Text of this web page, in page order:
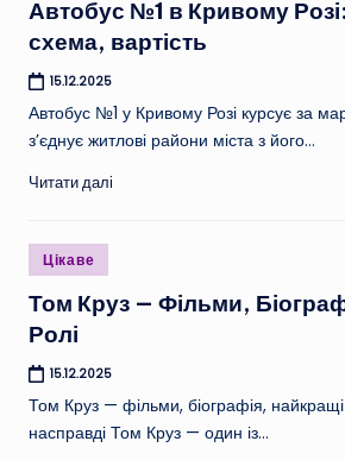
Автобус №1 в Кривому
схема, вартість
15.12.2025
Автобус №1 у Кривому Розі курсує за
з’єднує житлові райони міста з його…
Читати далі
Опубліковано
у
Цікаве
Том Круз — Фільми,
Ролі
15.12.2025
Том Круз — фільми, біографія, найкращі
насправді Том Круз — один із…